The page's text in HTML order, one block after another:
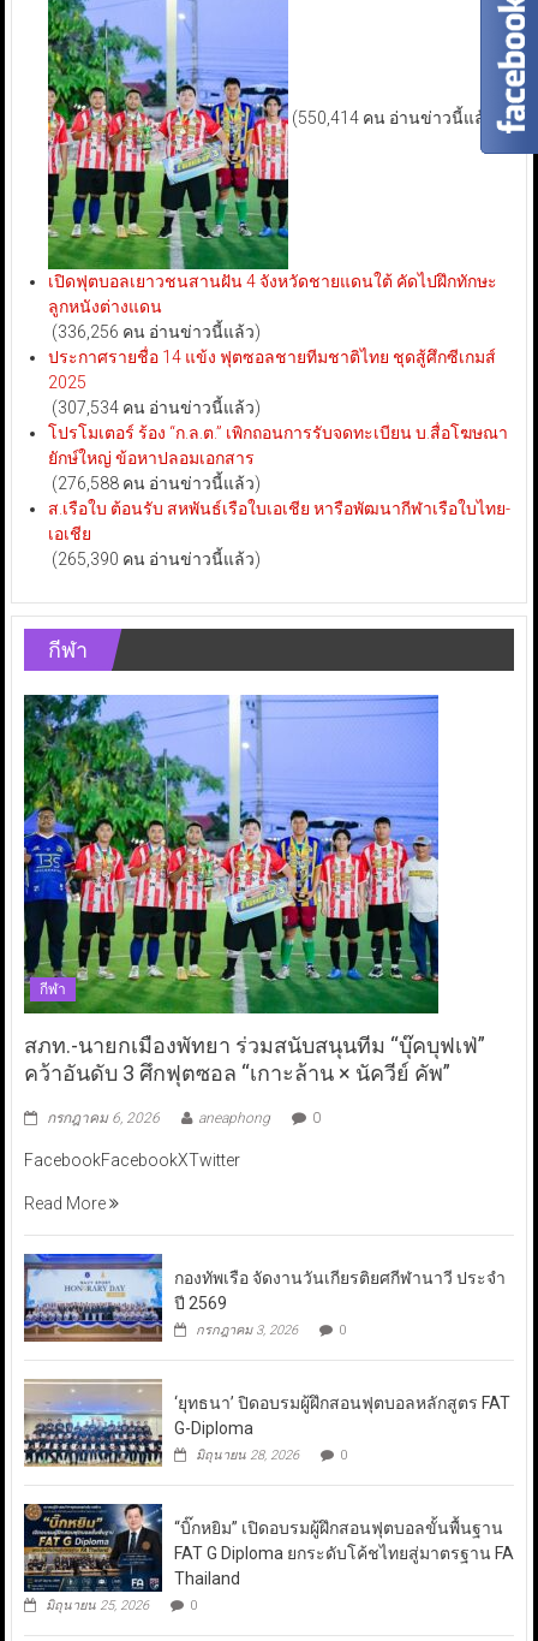
(550,414 คน อ่านข่าวนี้แล้ว)
เปิดฟุตบอลเยาวชนสานฝัน 4 จังหวัดชายแดนใต้ คัดไปฝึกทักษะ
ลูกหนังต่างแดน
(336,256 คน อ่านข่าวนี้แล้ว)
ประกาศรายชื่อ 14 แข้ง ฟุตซอลชายทีมชาติไทย ชุดสู้ศึกซีเกมส์
2025
(307,534 คน อ่านข่าวนี้แล้ว)
โปรโมเตอร์ ร้อง “ก.ล.ต.” เพิกถอนการรับจดทะเบียน บ.สื่อโฆษณา
ยักษ์ใหญ่ ข้อหาปลอมเอกสาร
(276,588 คน อ่านข่าวนี้แล้ว)
ส.เรือใบ ต้อนรับ สหพันธ์เรือใบเอเชีย หารือพัฒนากีฬาเรือใบไทย-
เอเชีย
(265,390 คน อ่านข่าวนี้แล้ว)
กีฬา
กีฬา
สภท.-นายกเมืองพัทยา ร่วมสนับสนุนทีม “บุ๊คบุฟเฟ่”
คว้าอันดับ 3 ศึกฟุตซอล “เกาะล้าน × นัควีย์ คัพ”
กรกฎาคม 6, 2026 aneaphong 0
FacebookFacebookXTwitter
Read More
กองทัพเรือ จัดงานวันเกียรติยศกีฬานาวี ประจำ
ปี 2569
กรกฎาคม 3, 2026 0
‘ยุทธนา’ ปิดอบรมผู้ฝึกสอนฟุตบอลหลักสูตร FAT
G-Diploma
มิถุนายน 28, 2026 0
“บิ๊กหยิม” เปิดอบรมผู้ฝึกสอนฟุตบอลขั้นพื้นฐาน
FAT G Diploma ยกระดับโค้ชไทยสู่มาตรฐาน FA
Thailand
มิถุนายน 25, 2026 0